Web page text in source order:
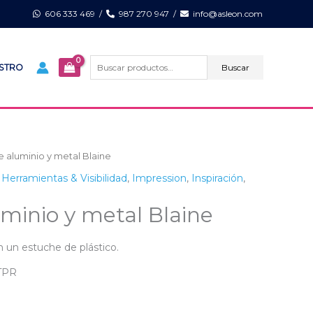
606 333 469 / 987 270 947 / info@asleon.com
por:
Buscar
aluminio y metal Blaine
Herramientas & Visibilidad, Impression, Inspiración,
y metal Blaine
un estuche de plástico.